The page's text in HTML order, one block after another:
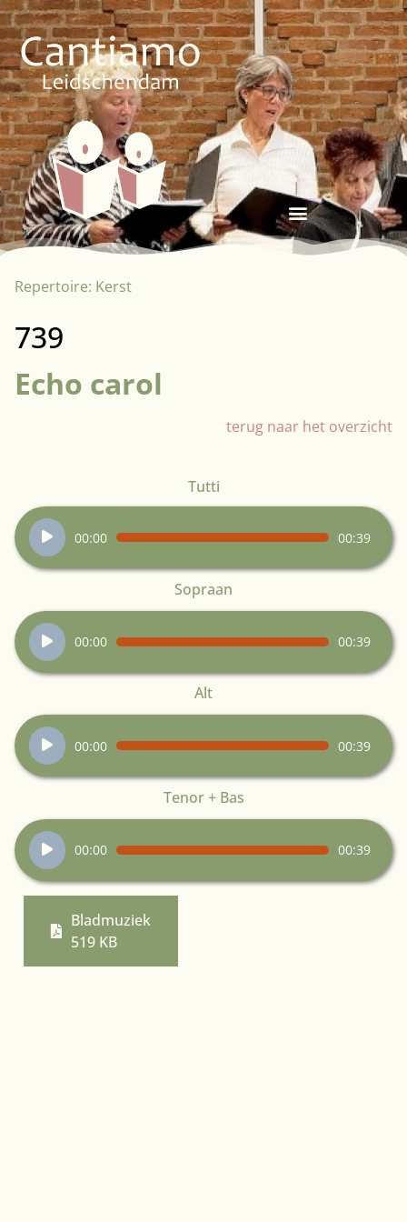
Repertoire: Kerst
739
Echo carol
terug naar het overzicht
Tutti
Audiospeler
00:00 00:39
Sopraan
Audiospeler
00:00 00:39
Alt
Audiospeler
00:00 00:39
Tenor + Bas
Audiospeler
00:00 00:39
Bladmuziek
519 KB